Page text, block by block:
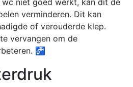
verminderen. Dit kan
of verouderde klep.
vervangen om de
🚰